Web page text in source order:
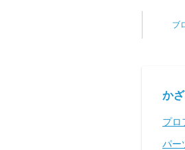
ブ
か
プロ
パー